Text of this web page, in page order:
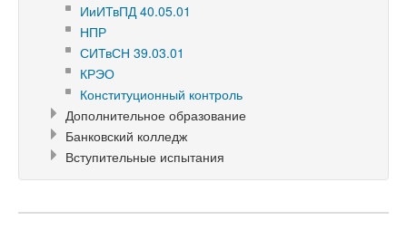
ИиИТвПД 40.05.01
НПР
СИТвСН 39.03.01
КРЭО
Конституционный контроль
Дополнительное образование
Банковский колледж
Вступительные испытания